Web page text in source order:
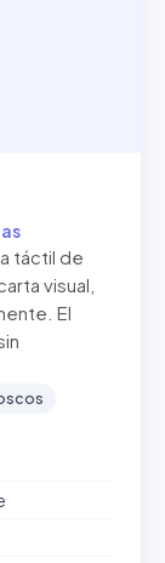
táctil de
visual,
El